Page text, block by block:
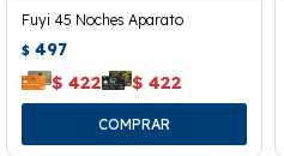
Fuyi 45 Noches Aparato
$ 497
$ 422 $ 422